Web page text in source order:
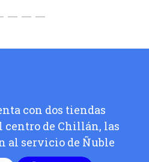
con dos tiendas
centro de Chillán, las
al servicio de Ñuble